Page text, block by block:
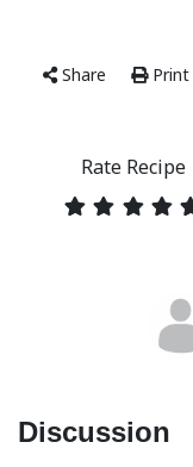
Share Print
Rate Recipe
Discussion